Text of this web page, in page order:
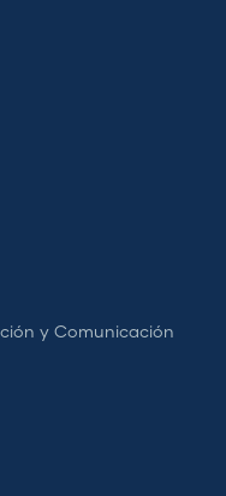
y Comunicación